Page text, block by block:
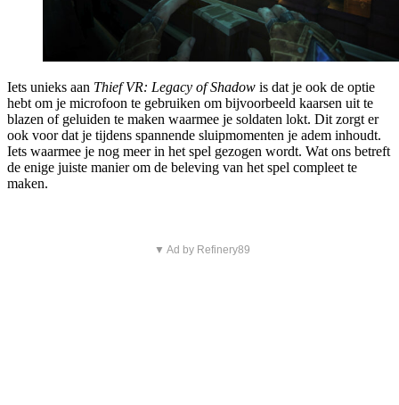
Iets unieks aan Thief VR: Legacy of Shadow is dat je ook de optie
hebt om je microfoon te gebruiken om bijvoorbeeld kaarsen uit te
blazen of geluiden te maken waarmee je soldaten lokt. Dit zorgt er
ook voor dat je tijdens spannende sluipmomenten je adem inhoudt.
Iets waarmee je nog meer in het spel gezogen wordt. Wat ons betreft
de enige juiste manier om de beleving van het spel compleet te
maken.
▼ Ad by Refinery89